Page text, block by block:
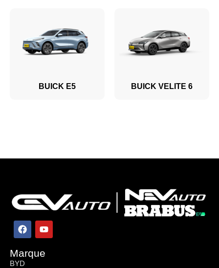
BUICK E5 BUICK VELITE 6
Marque
BYD